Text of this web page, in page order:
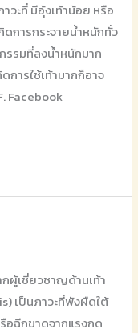
วะที่ มีอุ้งเท้าน้อย หรือ
ดการกระจายน้ำหนักทั่ว
รรมที่ลงน้ำหนักมาก
การใช้เท้ามากก็อาจ
Facebook
ผู้เชี่ยวชาญด้านเท้า
เป็นภาวะที่พังผืดใต้
อฉีกขาดจากแรงกด